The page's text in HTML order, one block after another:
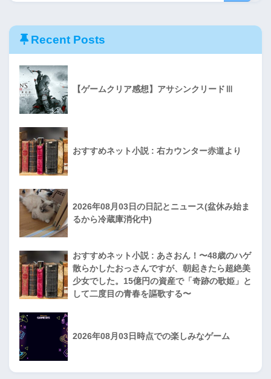
Recent Posts
【ゲームクリア感想】アサシンクリードⅢ
おすすめネット小説 : 右カウンター赤道より
2026年08月03日の日記とニュース(盆休み始ま
るから冷蔵庫消化中)
おすすめネット小説 : あさおん！〜48歳のハゲ
散らかしたおっさんですが、朝起きたら超絶美
少女でした。15億円の資産で「奇跡の歌姫」と
して二度目の青春を謳歌する〜
2026年08月03日時点での楽しみなゲーム